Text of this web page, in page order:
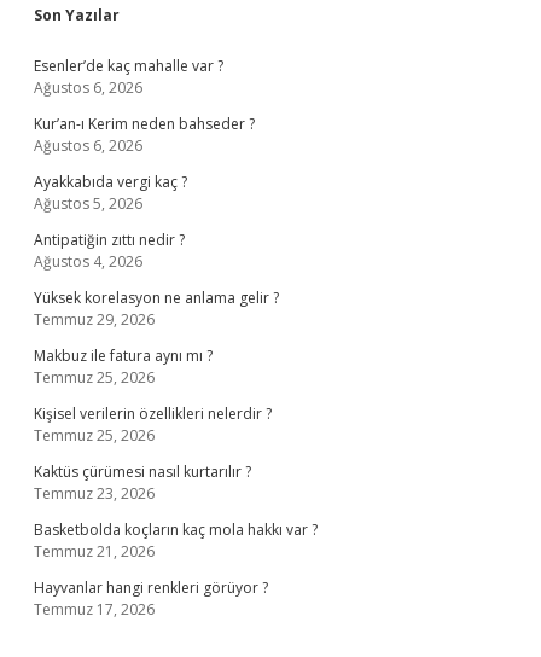
Sidebar
Son Yazılar
Esenler’de kaç mahalle var ?
Ağustos 6, 2026
Kur’an-ı Kerim neden bahseder ?
Ağustos 6, 2026
Ayakkabıda vergi kaç ?
Ağustos 5, 2026
Antipatiğin zıttı nedir ?
Ağustos 4, 2026
Yüksek korelasyon ne anlama gelir ?
Temmuz 29, 2026
Makbuz ile fatura aynı mı ?
Temmuz 25, 2026
Kişisel verilerin özellikleri nelerdir ?
Temmuz 25, 2026
Kaktüs çürümesi nasıl kurtarılır ?
Temmuz 23, 2026
Basketbolda koçların kaç mola hakkı var ?
Temmuz 21, 2026
Hayvanlar hangi renkleri görüyor ?
Temmuz 17, 2026